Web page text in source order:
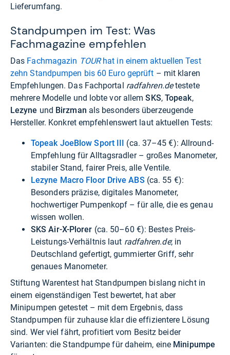
Lieferumfang.
Standpumpen im Test: Was
Fachmagazine empfehlen
Das Fachmagazin TOURhat in einem aktuellen Test
zehn Standpumpen bis 60 Euro geprüft – mit klaren
Empfehlungen. Das Fachportal radfahren.detestete
mehrere Modelle und lobte vor allemSKS, Topeak,
Lezyne und Birzman als besonders überzeugende
Hersteller. Konkret empfehlenswert laut aktuellen Tests:
Topeak JoeBlow Sport III
(ca. 37–45 €): Allround-
Empfehlung für Alltagsradler – großes Manometer,
stabiler Stand, fairer Preis, alle Ventile.
Lezyne Macro Floor Drive ABS (ca. 55 €):
Besonders präzise, digitales Manometer,
hochwertiger Pumpenkopf – für alle, die es genau
wissen wollen.
SKS Air-X-Plorer (ca. 50–60 €): Bestes Preis-
Leistungs-Verhältnis laut radfahren.de; in
Deutschland gefertigt, gummierter Griff, sehr
genaues Manometer.
Stiftung Warentest hat Standpumpen bislang nicht in
einem eigenständigen Test bewertet, hat aber
Minipumpen getestet – mit dem Ergebnis, dass
Standpumpen für zuhause klar die effizientere Lösung
sind. Wer viel fährt, profitiert vom Besitz beider
Varianten: die Standpumpe für daheim, eine Minipumpe